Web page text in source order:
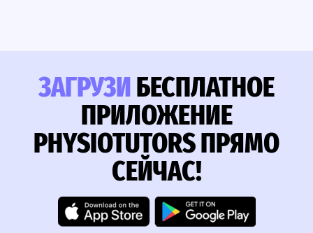
ЗАГРУЗИБЕСПЛАТНОЕ
ПРИЛОЖЕНИЕ
PHYSIOTUTORS ПРЯМО
СЕЙЧАС!